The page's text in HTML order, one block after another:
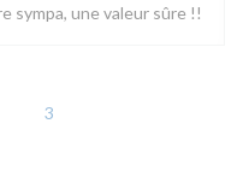
sympa, une valeur sûre !!
3